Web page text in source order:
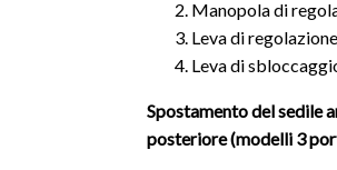
Manopola di
Leva di
Leva di
Spostamento del sedile
posteriore (modelli 3